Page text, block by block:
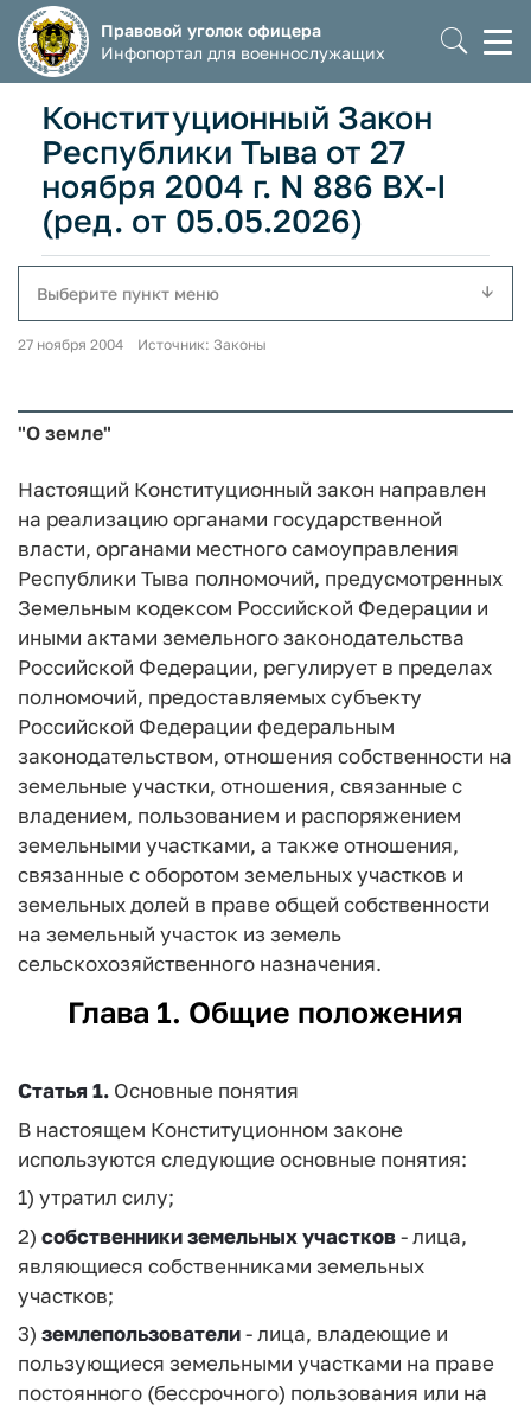
Правовой уголок офицера
Инфопортал для военнослужащих
Конституционный Закон
Республики Тыва от 27
ноября 2004 г. N 886 BX-I
(ред. от 05.05.2026)
Выберите пункт меню
27 ноября 2004 Источник: Законы
"О земле"
Настоящий Конституционный закон направлен
на реализацию органами государственной
власти, органами местного самоуправления
Республики Тыва полномочий, предусмотренных
Земельным кодексом Российской Федерации и
иными актами земельного законодательства
Российской Федерации, регулирует в пределах
полномочий, предоставляемых субъекту
Российской Федерации федеральным
законодательством, отношения собственности на
земельные участки, отношения, связанные с
владением, пользованием и распоряжением
земельными участками, а также отношения,
связанные с оборотом земельных участков и
земельных долей в праве общей собственности
на земельный участок из земель
сельскохозяйственного назначения.
Глава 1. Общие положения
Статья 1. Основные понятия
В настоящем Конституционном законе
используются следующие основные понятия:
1) утратил силу;
2) собственники земельных участков- лица,
являющиеся собственниками земельных
участков;
3) землепользователи- лица, владеющие и
пользующиеся земельными участками на праве
постоянного (бессрочного) пользования или на